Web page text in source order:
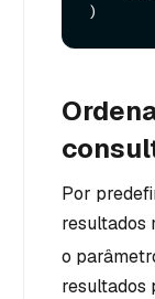
Por
resultados
o
resultados